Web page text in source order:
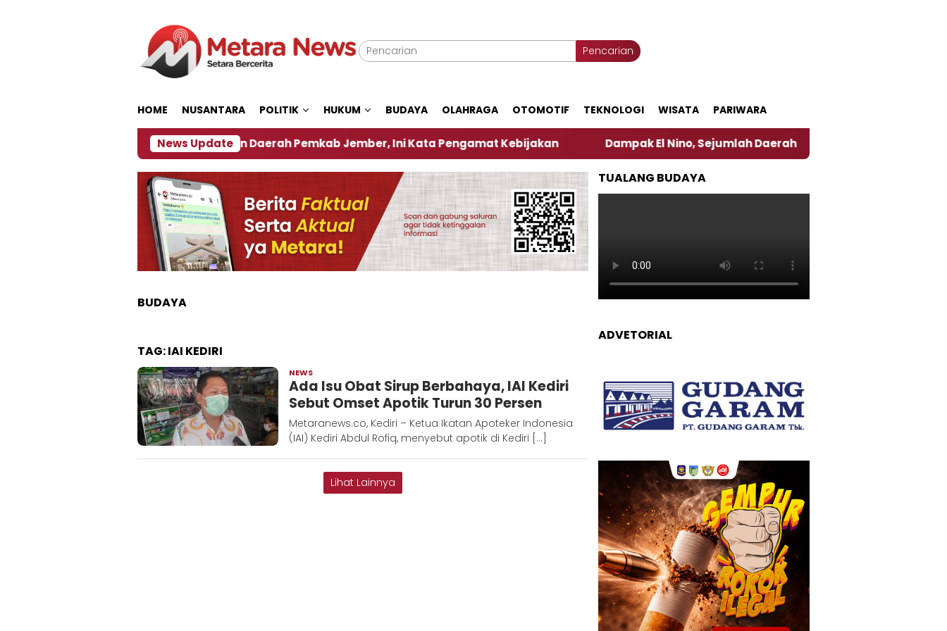
Pencarian
HOME NUSANTARA POLITIK HUKUM BUDAYA OLAHRAGA OTOMOTIF TEKNOLOGI WISATA PARIWARA
News Update
‎Soal Rencana Pinjaman Daerah Pemkab Jember, Ini Kata Pengamat Kebijakan ‎ Dampak El Nino, Sejumlah Daerah di Jember Alami Krisi Air
BUDAYA
TAG:IAI KEDIRI
NEWS
Metara
Ada Isu Obat Sirup Berbahaya, IAI Kediri
Sebut Omset Apotik Turun 30 Persen
Metaranews.co, Kediri – Ketua Ikatan Apoteker Indonesia
(IAI) Kediri Abdul Rofiq, menyebut apotik di Kediri […]
Lihat Lainnya
TUALANG BUDAYA
ADVETORIAL